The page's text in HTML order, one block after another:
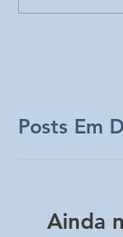
Posts Em
Ainda